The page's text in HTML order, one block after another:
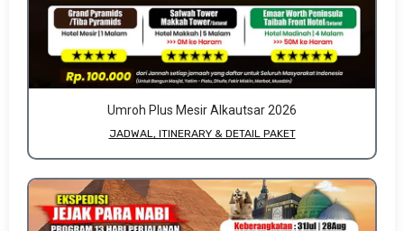
Umroh Plus Mesir Alkautsar 2026
JADWAL, ITINERARY & DETAIL PAKET